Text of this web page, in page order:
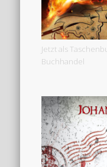
Jetzt als
Buchhandel